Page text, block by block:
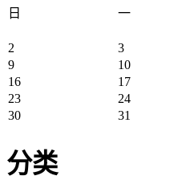
日
一
2 3
9
10
16
17
23
24
30
31
分类